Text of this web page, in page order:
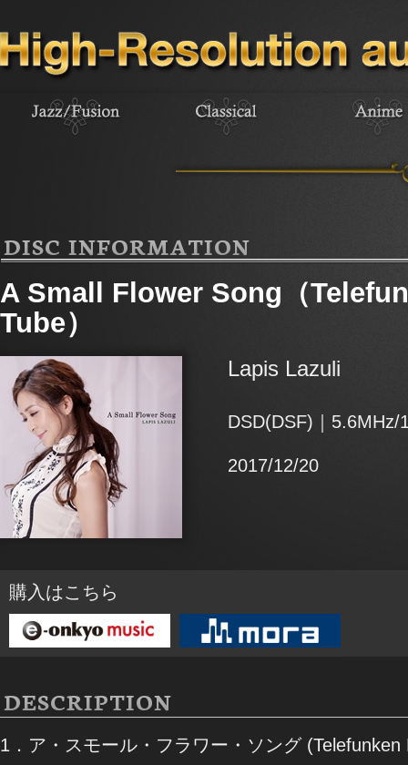
DISC INFORMATION
A Small Flower Song（
Tube）
Lapis Lazuli
DSD(DSF)｜5.6MHz/
2017/12/20
購入はこちら
DESCRIPTION
1．ア・スモール・フラワー・ソング (Telefunken